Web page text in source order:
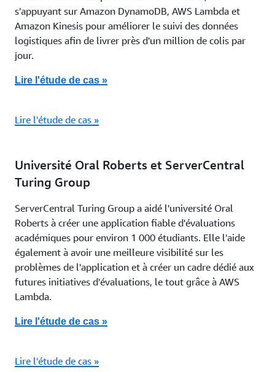
s'appuyant sur Amazon DynamoDB, AWS Lambda et
Amazon Kinesis pour améliorer le suivi des données
logistiques afin de livrer près d'un million de colis par
jour.
Lire l'étude de cas »
Lire l'étude de cas »
Université Oral Roberts et ServerCentral
Turing Group
ServerCentral Turing Group a aidé l'université Oral
Roberts à créer une application fiable d'évaluations
académiques pour environ 1 000 étudiants. Elle l'aide
également à avoir une meilleure visibilité sur les
problèmes de l'application et à créer un cadre dédié aux
futures initiatives d'évaluations, le tout grâce à AWS
Lambda.
Lire l'étude de cas »
Lire l'étude de cas »